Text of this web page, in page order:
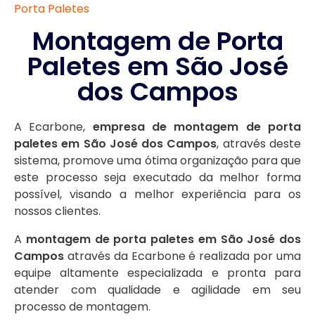
Porta Paletes
Montagem de Porta
Paletes em São José
dos Campos
A Ecarbone, empresa de montagem de porta
paletes em São José dos Campos, através deste
sistema, promove uma ótima organização para que
este processo seja executado da melhor forma
possível, visando a melhor experiência para os
nossos clientes.
A montagem de porta paletes em São José dos
Campos através da Ecarbone é realizada por uma
equipe altamente especializada e pronta para
atender com qualidade e agilidade em seu
processo de montagem.